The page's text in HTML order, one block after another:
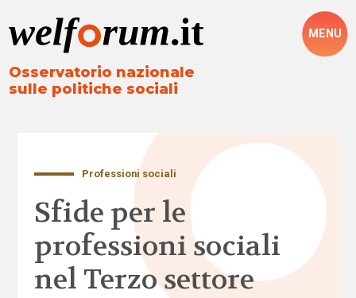
Osservatorio nazionale
sulle politiche sociali
MENU
Professioni sociali
Sfide per le
professioni sociali
nel Terzo settore